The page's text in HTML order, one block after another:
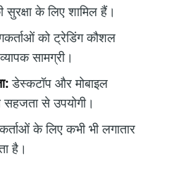
सुरक्षा के लिए शामिल हैं।
को ट्रेडिंग कौशल
सामग्री।
डेस्कटॉप और मोबाइल
से उपयोगी।
के लिए कभी भी लगातार
है।